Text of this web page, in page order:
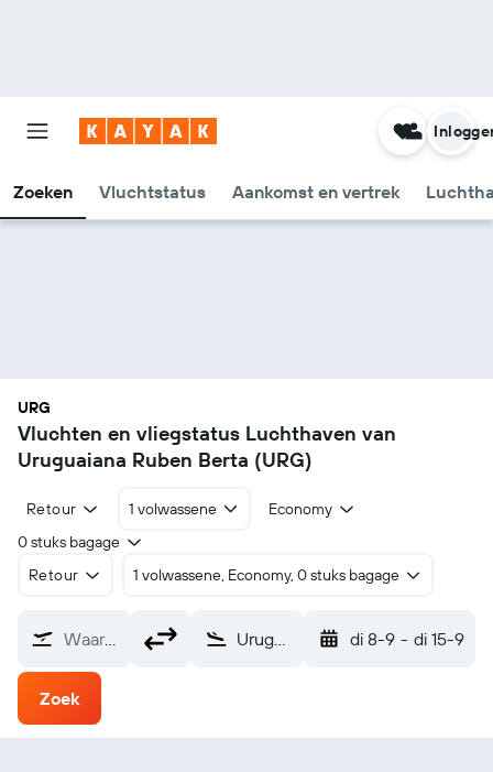
Zoeken Vluchtstatus Aankomst en vertrek
URG
Vluchten en vliegstatus Luchthaven van
Uruguaiana Ruben Berta (URG)
Retour 1 volwassene
Economy
0 stuks bagage
Retour
1 volwassene, Economy, 0 stuks bagage
Waarvandaan? Uruguaiana Ruben Berta (URG) di 8-9 - di 15-9
Zoek